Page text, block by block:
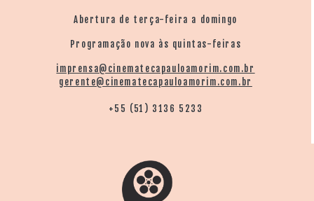
Abertura de terça-feira a domingo
Programação nova às quintas-feiras
imprensa@cinematecapauloamorim.com.br
gerente@cinematecapauloamorim.com.br
+55 (51) 3136 5233